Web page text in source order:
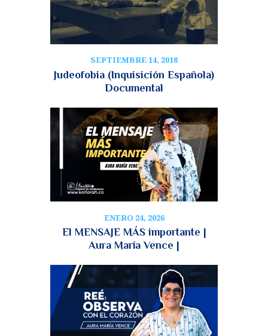
SEPTIEMBRE 14, 2018
Judeofobia (Inquisición Española)
Documental
ENERO 24, 2026
El MENSAJE MÁS importante |
Aura María Vence |